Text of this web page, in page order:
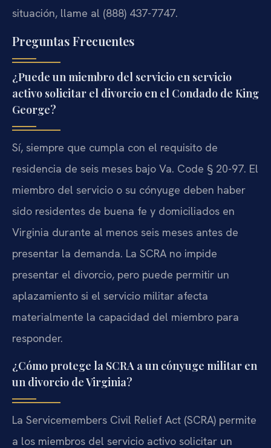
situación, llame al (888) 437-7747.
Preguntas Frecuentes
¿Puede un miembro del servicio en servicio
activo solicitar el divorcio en el Condado de King
George?
Sí, siempre que cumpla con el requisito de
residencia de seis meses bajo Va. Code § 20-97. El
miembro del servicio o su cónyuge deben haber
sido residentes de buena fe y domiciliados en
Virginia durante al menos seis meses antes de
presentar la demanda. La SCRA no impide
presentar el divorcio, pero puede permitir un
aplazamiento si el servicio militar afecta
materialmente la capacidad del miembro para
responder.
¿Cómo protege la SCRA a un cónyuge militar en
un divorcio de Virginia?
La Servicemembers Civil Relief Act (SCRA) permite
a los miembros del servicio activo solicitar un